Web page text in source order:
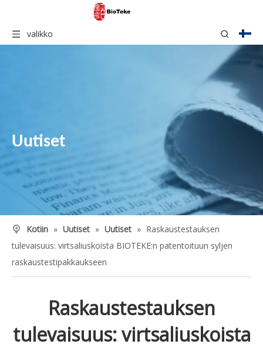
valikko
Uutiset
Kotiin » Uutiset » Uutiset » Raskaustestauksen
tulevaisuus: virtsaliuskoista BIOTEKE:n patentoituun syljen
raskaustestipakkaukseen
Raskaustestauksen
tulevaisuus: virtsaliuskoista